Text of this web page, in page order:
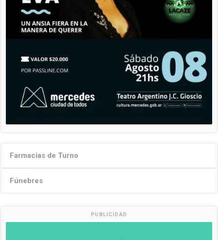
Farmacias de Turno
Fúnebres
PUBLICIDAD